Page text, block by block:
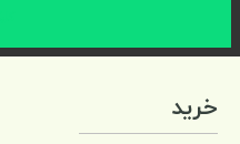
خرید